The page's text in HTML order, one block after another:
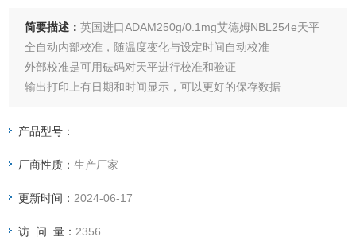
简要描述：英国进口ADAM250g/0.1mg艾德姆NBL254e天平
全自动内部校准，随温度变化与设定时间自动校准
外部校准是可用砝码对天平进行校准和验证
输出打印上有日期和时间显示，可以更好的保存数据
零点跟踪功能可确保显示返回到零读数
产品型号：
厂商性质：生产厂家
更新时间： 2024-06-17
访 问 量： 2356